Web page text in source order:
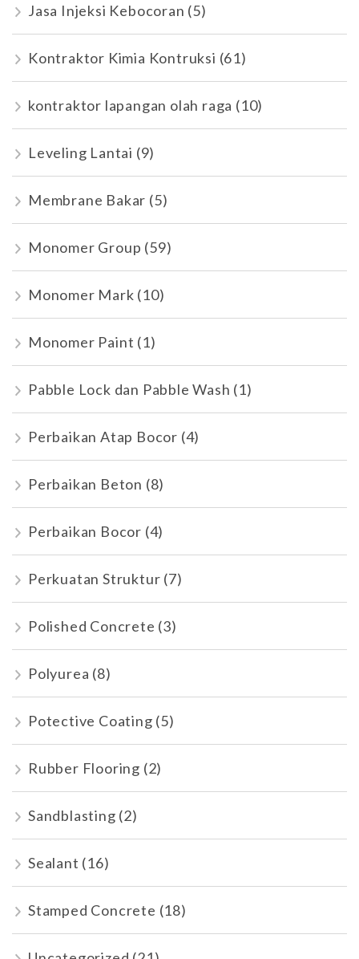
Jasa Injeksi Kebocoran (5)
Kontraktor Kimia Kontruksi (61)
kontraktor lapangan olah raga (10)
Leveling Lantai (9)
Membrane Bakar (5)
Monomer Group (59)
Monomer Mark (10)
Monomer Paint (1)
Pabble Lock dan Pabble Wash (1)
Perbaikan Atap Bocor (4)
Perbaikan Beton (8)
Perbaikan Bocor (4)
Perkuatan Struktur (7)
Polished Concrete (3)
Polyurea (8)
Potective Coating (5)
Rubber Flooring (2)
Sandblasting (2)
Sealant (16)
Stamped Concrete (18)